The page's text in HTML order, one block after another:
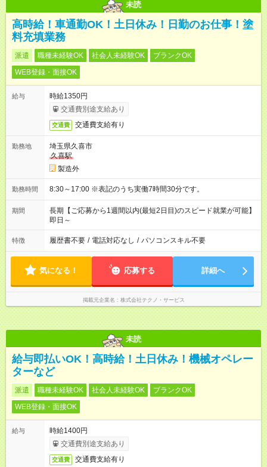
未読
高時給！車通勤OK！土日休み！日勤のお仕事！塗
料充填業務
派遣 職種未経験OK 社会人未経験OK
ブランクOK
WEB登録・面接OK
給与
時給1350円
交通費別途支給あり
交通費 交通費支給有り
勤務地
埼玉県久喜市
久喜駅
製造外
勤務時間 8:30～17:00 ※表記のうち実働7時間30分です。
期間
長期【ご応募から1週間以内(最短2日目)のスピード就業が可能】
即日～
特徴 履歴書不要 / 電話対応なし / パソコンスキル不要
気になる！ 応募する 詳細へ
掲載元企業名 株式会社テクノ・サービス
未読
給与即払いOK！高時給！土日休み！機械オペレー
ターなど
派遣 職種未経験OK 社会人未経験OK
ブランクOK
WEB登録・面接OK
給与
時給1400円
交通費別途支給あり
交通費 交通費支給有り